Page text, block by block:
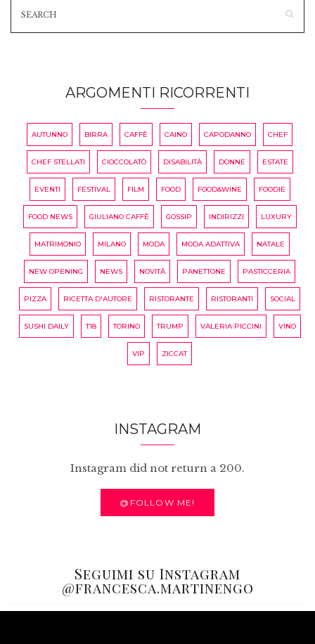
ARGOMENTI RICORRENTI
AUTUNNO BIRRA CAFFÈ CAINO CAPODANNO CHEF
CHEF STELLATI CIOCCOLATÒ DISABILITÀ DONNE ESTATE
EVENTI FESTIVAL FILM FOOD FOOD&WINE FOODIE
FOOD NEWS GIULIANO CAFFÈ GOSSIP INDIRIZZI LUXURY
MATRIMONIO MILANO MODA MODA ADATTIVA NATALE
NEW OPENING NEWS NOVITÀ PANETTONE PASTICCERIA
PIZZA RICETTA D'AUTORE RISTORANTE RISTORANTI SOCIAL
SUSHI DAILY T18 TORINO TRUMP VALERIA PICCINI VINO
VIP ZICCAT
INSTAGRAM
Instagram did not return a 200.
@FOLLOW ME!
Seguimi su Instagram
@francesca.martinengo